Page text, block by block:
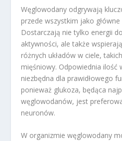
Węglowodany odgrywają
przede wszystkim jako główne
Dostarczają nie tylko energii
aktywności, ale także
różnych układów w ciele,
mięśniowy. Odpowiednia
niezbędna dla prawidłowego
ponieważ glukoza, będąca
węglowodanów, jest
neuronów.
W organizmie węglowodany